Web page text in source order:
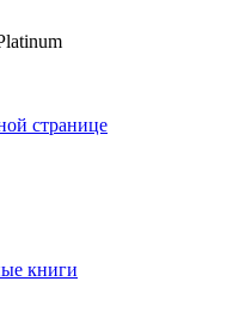
странице
книги